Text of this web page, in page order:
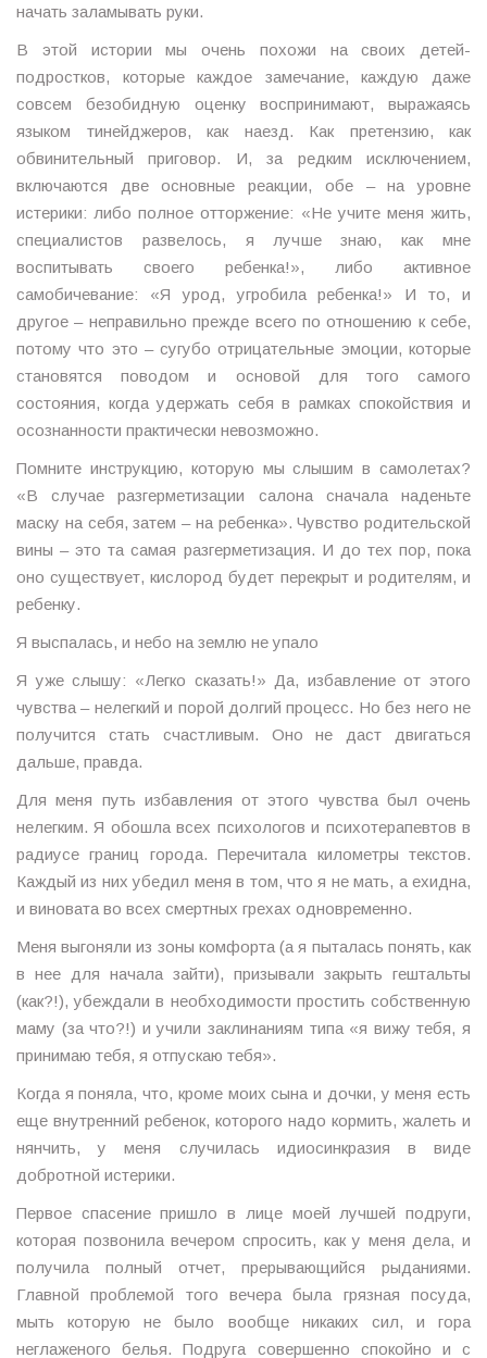
начать заламывать руки.
В этой истории мы очень похожи на своих детей-
подростков, которые каждое замечание, каждую даже
совсем безобидную оценку воспринимают, выражаясь
языком тинейджеров, как наезд. Как претензию, как
обвинительный приговор. И, за редким исключением,
включаются две основные реакции, обе – на уровне
истерики: либо полное отторжение: «Не учите меня жить,
специалистов развелось, я лучше знаю, как мне
воспитывать своего ребенка!», либо активное
самобичевание: «Я урод, угробила ребенка!» И то, и
другое – неправильно прежде всего по отношению к себе,
потому что это – сугубо отрицательные эмоции, которые
становятся поводом и основой для того самого
состояния, когда удержать себя в рамках спокойствия и
осознанности практически невозможно.
Помните инструкцию, которую мы слышим в самолетах?
«В случае разгерметизации салона сначала наденьте
маску на себя, затем – на ребенка». Чувство родительской
вины – это та самая разгерметизация. И до тех пор, пока
оно существует, кислород будет перекрыт и родителям, и
ребенку.
Я выспалась, и небо на землю не упало
Я уже слышу: «Легко сказать!» Да, избавление от этого
чувства – нелегкий и порой долгий процесс. Но без него не
получится стать счастливым. Оно не даст двигаться
дальше, правда.
Для меня путь избавления от этого чувства был очень
нелегким. Я обошла всех психологов и психотерапевтов в
радиусе границ города. Перечитала километры текстов.
Каждый из них убедил меня в том, что я не мать, а ехидна,
и виновата во всех смертных грехах одновременно.
Меня выгоняли из зоны комфорта (а я пыталась понять, как
в нее для начала зайти), призывали закрыть гештальты
(как?!), убеждали в необходимости простить собственную
маму (за что?!) и учили заклинаниям типа «я вижу тебя, я
принимаю тебя, я отпускаю тебя».
Когда я поняла, что, кроме моих сына и дочки, у меня есть
еще внутренний ребенок, которого надо кормить, жалеть и
нянчить, у меня случилась идиосинкразия в виде
добротной истерики.
Первое спасение пришло в лице моей лучшей подруги,
которая позвонила вечером спросить, как у меня дела, и
получила полный отчет, прерывающийся рыданиями.
Главной проблемой того вечера была грязная посуда,
мыть которую не было вообще никаких сил, и гора
неглаженого белья. Подруга совершенно спокойно и с